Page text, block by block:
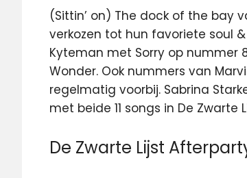
(Sittin’ on) The dock of the bay
verkozen tot hun favoriete soul
Kyteman met Sorry op nummer
Wonder. Ook nummers van
regelmatig voorbij. Sabrina
met beide 11 songs in De
De Zwarte Lijst